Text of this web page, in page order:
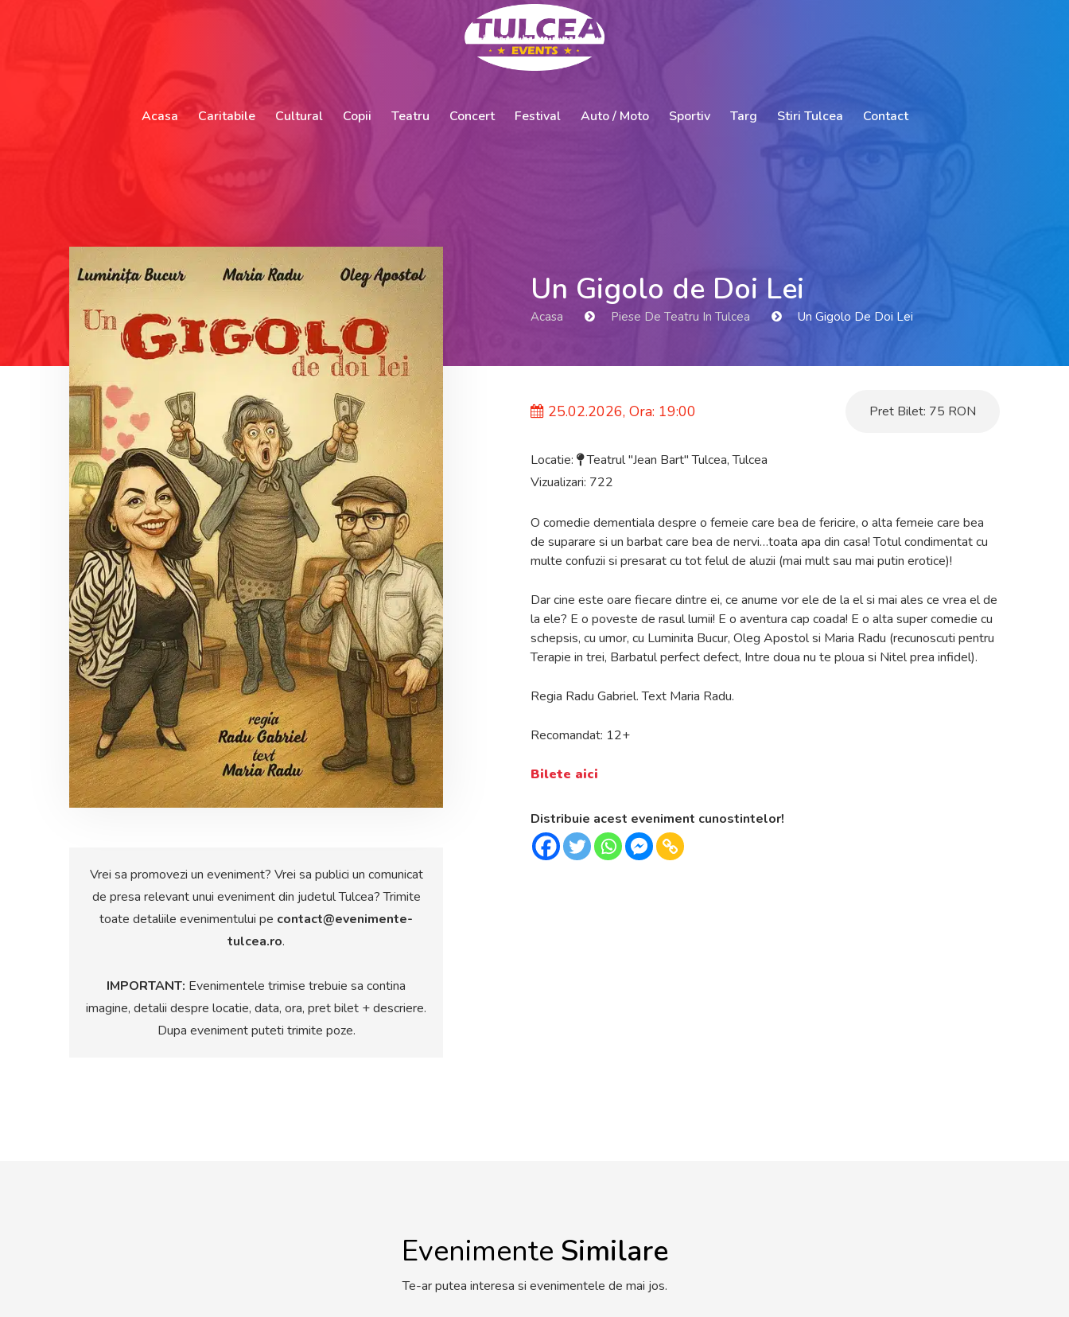
Acasa Caritabile Cultural Copii Teatru Concert Festival Auto / Moto Sportiv Targ Stiri Tulcea Contact
Un Gigolo de Doi Lei
Acasa Piese De Teatru In Tulcea Un Gigolo De Doi Lei
Vrei sa promovezi un eveniment? Vrei sa publici un comunicat
de presa relevant unui eveniment din judetul Tulcea? Trimite
toate detaliile evenimentului pe contact@evenimente-
tulcea.ro.
IMPORTANT: Evenimentele trimise trebuie sa contina
imagine, detalii despre locatie, data, ora, pret bilet + descriere.
Dupa eveniment puteti trimite poze.
25.02.2026, Ora: 19:00 Pret Bilet: 75 RON
Locatie: Teatrul "Jean Bart" Tulcea,Tulcea
Vizualizari: 722
O comedie dementiala despre o femeie care bea de fericire, o alta femeie care bea
de suparare si un barbat care bea de nervi…toata apa din casa! Totul condimentat cu
multe confuzii si presarat cu tot felul de aluzii (mai mult sau mai putin erotice)!
Dar cine este oare fiecare dintre ei, ce anume vor ele de la el si mai ales ce vrea el de
la ele? E o poveste de rasul lumii! E o aventura cap coada! E o alta super comedie cu
schepsis, cu umor, cu Luminita Bucur, Oleg Apostol si Maria Radu (recunoscuti pentru
Terapie in trei, Barbatul perfect defect, Intre doua nu te ploua si Nitel prea infidel).
Regia Radu Gabriel. Text Maria Radu.
Recomandat: 12+
Bilete aici
Distribuie acest eveniment cunostintelor!
Evenimente Similare
Te-ar putea interesa si evenimentele de mai jos.